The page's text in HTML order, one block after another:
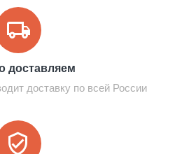
доставляем
доставку по всей России